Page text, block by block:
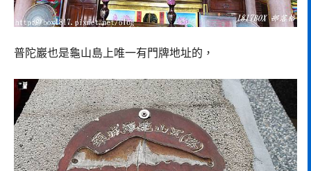
普陀巖也是龜山島上唯一有門牌地址的，